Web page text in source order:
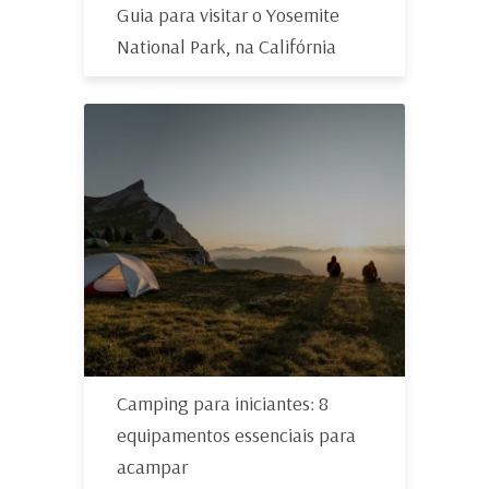
Guia para visitar o Yosemite
National Park, na Califórnia
Camping para iniciantes: 8
equipamentos essenciais para
acampar